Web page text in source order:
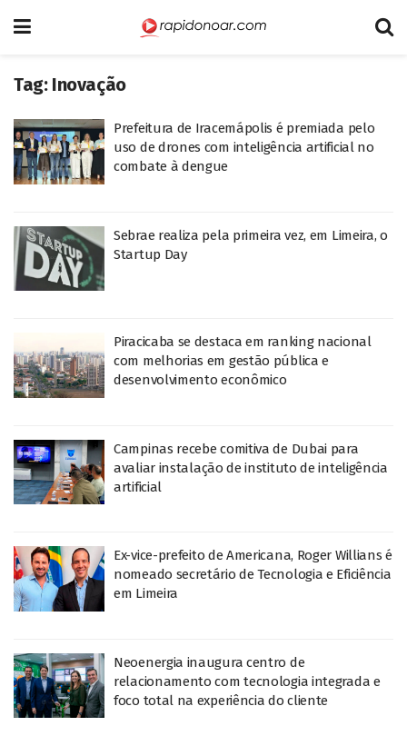
Tag: Inovação
Prefeitura de Iracemápolis é premiada pelo
uso de drones com inteligência artificial no
combate à dengue
Sebrae realiza pela primeira vez, em Limeira, o
Startup Day
Piracicaba se destaca em ranking nacional
com melhorias em gestão pública e
desenvolvimento econômico
Campinas recebe comitiva de Dubai para
avaliar instalação de instituto de inteligência
artificial
Ex-vice-prefeito de Americana, Roger Willians é
nomeado secretário de Tecnologia e Eficiência
em Limeira
Neoenergia inaugura centro de
relacionamento com tecnologia integrada e
foco total na experiência do cliente